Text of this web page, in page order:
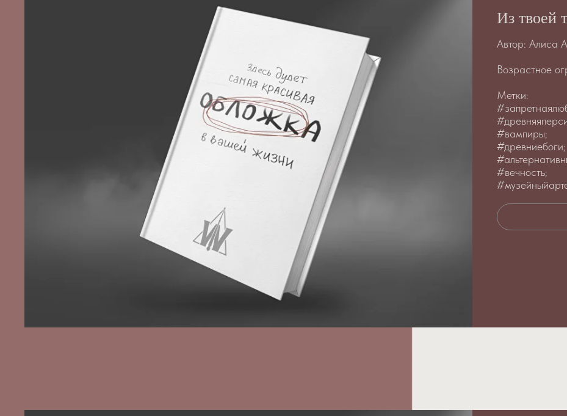
Из твоей
Автор: Алиса
Возрастное
Метки:
#вампиры;
#древниебоги;
#вечность;